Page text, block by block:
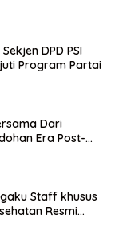
DPD PSI
Program Partai
Dari
Era Post-
Staff khusus
Resmi